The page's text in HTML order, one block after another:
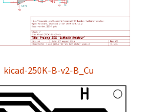
kicad-250K-B-v2-B_Cu